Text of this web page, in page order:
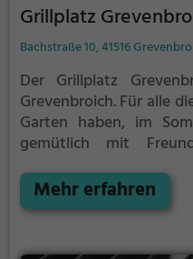
Grillplatz
Bachstraße 10, 41516
Der Grillplatz
Grevenbroich.Für alle
Garten haben, im
gemütlich mit
Mehr erfahren